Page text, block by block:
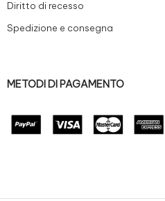
Diritto di recesso
Spedizione e consegna
METODI DI PAGAMENTO